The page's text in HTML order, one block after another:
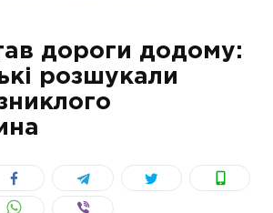
дороги додому:
розшукали